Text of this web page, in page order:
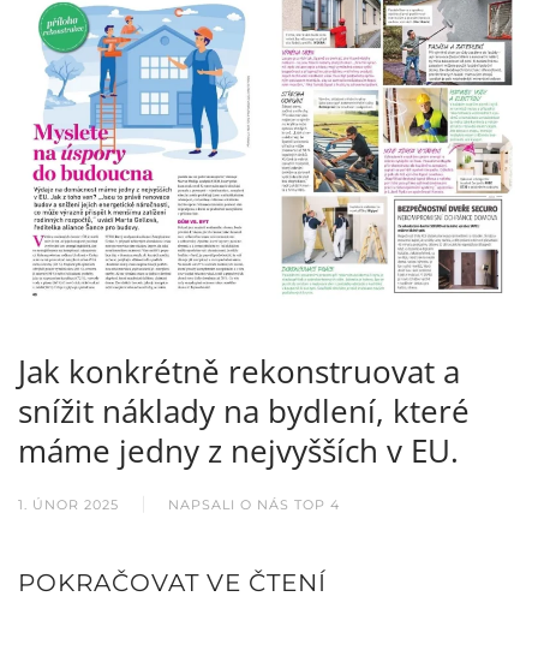
Jak konkrétně rekonstruovat a
snížit náklady na bydlení, které
máme jedny z nejvyšších v EU.
1. ÚNOR 2025 NAPSALI O NÁS TOP 4
POKRAČOVAT VE ČTENÍ